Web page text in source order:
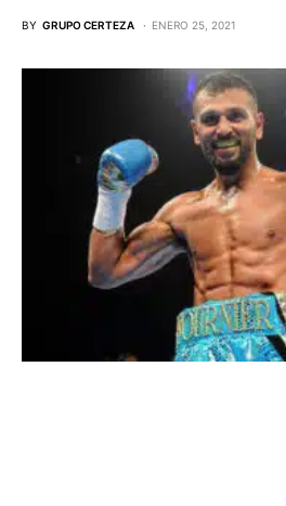
BY GRUPO CERTEZA ENERO 25, 2021